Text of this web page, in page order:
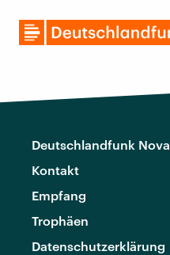
Deutschlandfunk Nova
Kontakt
Empfang
Trophäen
Datenschutzerklärung